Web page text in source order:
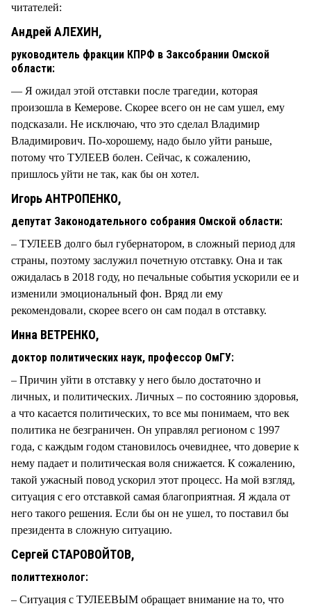
читателей:
Андрей АЛЕХИН,
руководитель фракции КПРФ в Заксобрании Омской
области:
— Я ожидал этой отставки после трагедии, которая
произошла в Кемерове. Скорее всего он не сам ушел, ему
подсказали. Не исключаю, что это сделал Владимир
Владимирович. По-хорошему, надо было уйти раньше,
потому что ТУЛЕЕВ болен. Сейчас, к сожалению,
пришлось уйти не так, как бы он хотел.
Игорь АНТРОПЕНКО,
депутат Законодательного собрания Омской области:
– ТУЛЕЕВ долго был губернатором, в сложный период для
страны, поэтому заслужил почетную отставку. Она и так
ожидалась в 2018 году, но печальные события ускорили ее и
изменили эмоциональный фон. Вряд ли ему
рекомендовали, скорее всего он сам подал в отставку.
Инна ВЕТРЕНКО,
доктор политических наук, профессор ОмГУ:
– Причин уйти в отставку у него было достаточно и
личных, и политических. Личных – по состоянию здоровья,
а что касается политических, то все мы понимаем, что век
политика не безграничен. Он управлял регионом с 1997
года, с каждым годом становилось очевиднее, что доверие к
нему падает и политическая воля снижается. К сожалению,
такой ужасный повод ускорил этот процесс. На мой взгляд,
ситуация с его отставкой самая благоприятная. Я ждала от
него такого решения. Если бы он не ушел, то поставил бы
президента в сложную ситуацию.
Сергей СТАРОВОЙТОВ,
политтехнолог:
– Ситуация с ТУЛЕЕВЫМ обращает внимание на то, что